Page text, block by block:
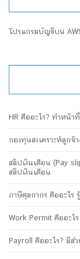
โปรแกรมบัญชีบน
HR คืออะไร? ทำหน้า
กองทุนสงเคราะห์ลูกจ้
สลิปเงินเดือน (Pay
สลิปเงินเดือน
ภาษีศุลกากร คืออะไร
Work Permit คืออะไ
Payroll คืออะไร? มีส่ว